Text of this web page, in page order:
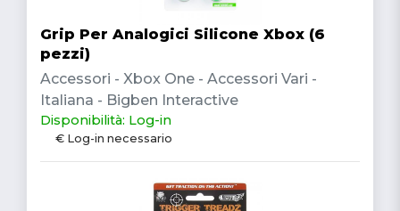
Grip Per Analogici Silicone Xbox (6
pezzi)
Accessori - Xbox One - Accessori Vari -
Italiana - Bigben Interactive
Disponibilità: Log-in
€ Log-in necessario